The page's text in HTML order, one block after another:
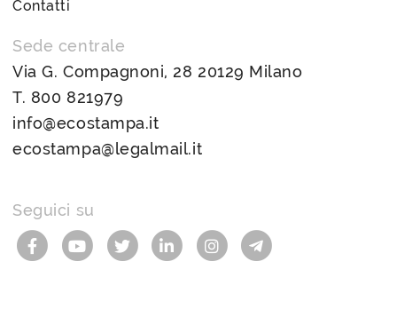
Contatti
Sede centrale
Via G. Compagnoni, 28 20129 Milano
T. 800 821979
info@ecostampa.it
ecostampa@legalmail.it
Seguici su